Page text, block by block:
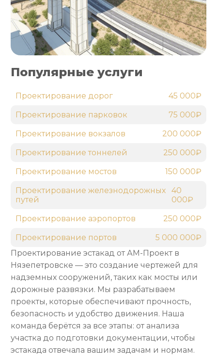
Проектирование эстакад от АМ-Проект в
Нязепетровске — это создание чертежей для
надземных сооружений, таких как мосты или
дорожные развязки. Мы разрабатываем
проекты, которые обеспечивают прочность,
безопасность и удобство движения. Наша
команда берётся за все этапы: от анализа
участка до подготовки документации, чтобы
эстакада отвечала вашим задачам и нормам.
Популярные услуги
Проектирование дорог 45 000₽
Проектирование парковок 75 000₽
Проектирование вокзалов 200 000₽
Проектирование тоннелей 250 000₽
Проектирование мостов 150 000₽
Проектирование железнодорожных
путей
40
000₽
Проектирование аэропортов 250 000₽
Проектирование портов 5 000 000₽